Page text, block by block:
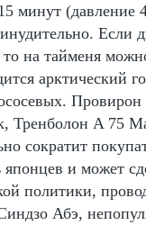
минут (давление
Если
то на тайменя
арктический
Тренболон A 75
сократит
японцев и может
политики,
Абэ,